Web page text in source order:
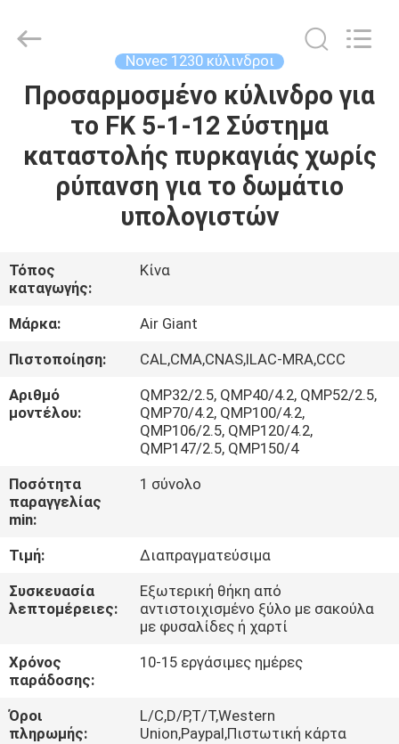
ΣΠΊΤΙ
ΠΡΟΪΌΝΤΑ
ΣΧΕΤΙΚΆ
ΜΕ
ΕΜΆΣ
ΓΎΡΟΣ
ΕΡΓΟΣΤΑΣΊΩΝ
ΠΟΙΟΤΙΚΌΣ
ΈΛΕΓΧΟΣ
ΚΑΤΕΒΆΣΤΕ
ΈΝΑ
ΑΠΌΣΠΑΣΜΑ
Equipment
Rights
Novec 1230 κύλινδροι
Προσαρμοσμένο κύλινδρο για
το FK 5-1-12 Σύστημα
καταστολής πυρκαγιάς χωρίς
ρύπανση για το δωμάτιο
υπολογιστών
Τόπος
καταγωγής:
Κίνα
Μάρκα:
Air Giant
Πιστοποίηση:
CAL,CMA,CNAS,ILAC-MRA,CCC
Αριθμό
μοντέλου:
QMP32/2.5, QMP40/4.2, QMP52/2.5,
QMP70/4.2, QMP100/4.2,
QMP106/2.5, QMP120/4.2,
QMP147/2.5, QMP150/4
Ποσότητα
παραγγελίας
min:
1 σύνολο
Τιμή:
Διαπραγματεύσιμα
Συσκευασία
λεπτομέρειες:
Εξωτερική θήκη από
αντιστοιχισμένο ξύλο με σακούλα
με φυσαλίδες ή χαρτί
Χρόνος
παράδοσης:
10-15 εργάσιμες ημέρες
Όροι
πληρωμής:
L/C,D/P,T/T,Western
Union,Paypal,Πιστωτική κάρτα